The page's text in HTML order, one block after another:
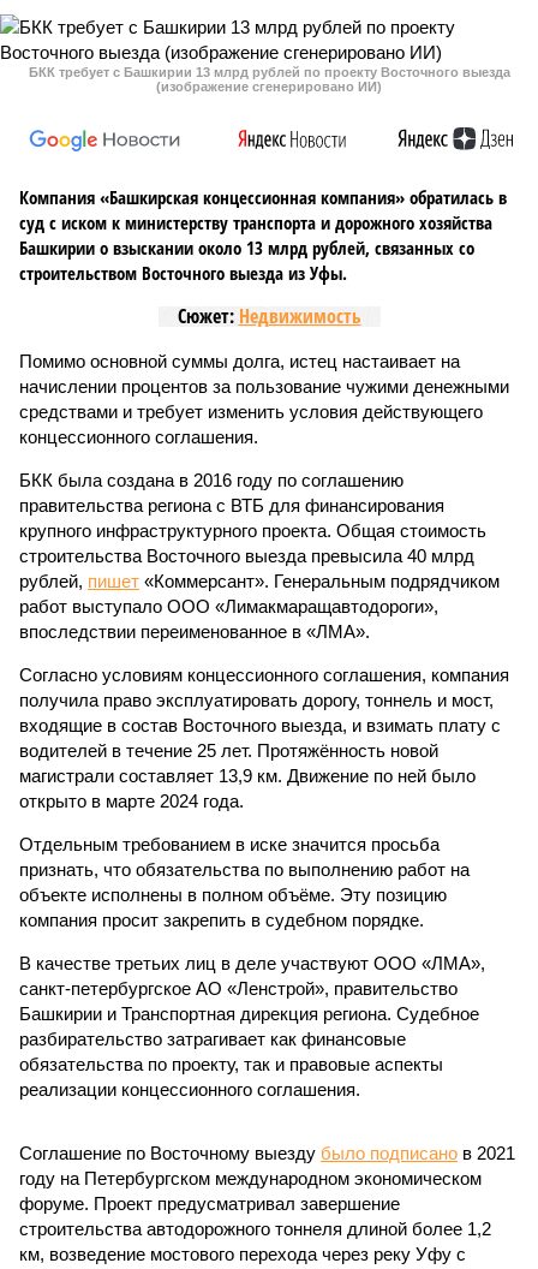
БКК требует с Башкирии 13 млрд рублей по проекту Восточного выезда
(изображение сгенерировано ИИ)
Компания «Башкирская концессионная компания» обратилась в
суд с иском к министерству транспорта и дорожного хозяйства
Башкирии о взыскании около 13 млрд рублей, связанных со
строительством Восточного выезда из Уфы.
Сюжет: Недвижимость
Помимо основной суммы долга, истец настаивает на
начислении процентов за пользование чужими денежными
средствами и требует изменить условия действующего
концессионного соглашения.
БКК была создана в 2016 году по соглашению
правительства региона с ВТБ для финансирования
крупного инфраструктурного проекта. Общая стоимость
строительства Восточного выезда превысила 40 млрд
рублей, пишет «Коммерсант». Генеральным подрядчиком
работ выступало ООО «Лимакмаращавтодороги»,
впоследствии переименованное в «ЛМА».
Согласно условиям концессионного соглашения, компания
получила право эксплуатировать дорогу, тоннель и мост,
входящие в состав Восточного выезда, и взимать плату с
водителей в течение 25 лет. Протяжённость новой
магистрали составляет 13,9 км. Движение по ней было
открыто в марте 2024 года.
Отдельным требованием в иске значится просьба
признать, что обязательства по выполнению работ на
объекте исполнены в полном объёме. Эту позицию
компания просит закрепить в судебном порядке.
В качестве третьих лиц в деле участвуют ООО «ЛМА»,
санкт-петербургское АО «Ленстрой», правительство
Башкирии и Транспортная дирекция региона. Судебное
разбирательство затрагивает как финансовые
обязательства по проекту, так и правовые аспекты
реализации концессионного соглашения.
Соглашение по Восточному выезду было подписано в 2021
году на Петербургском международном экономическом
форуме. Проект предусматривал завершение
строительства автодорожного тоннеля длиной более 1,2
км, возведение мостового перехода через реку Уфу с